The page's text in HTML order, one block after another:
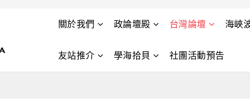
關於我們 政論壇殿 台灣論壇 海峽
友站推介 學海拾貝 社團活動預告